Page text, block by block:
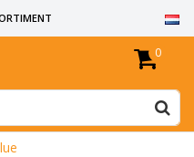
RECHT
ZIJN ONGEBOORD
0